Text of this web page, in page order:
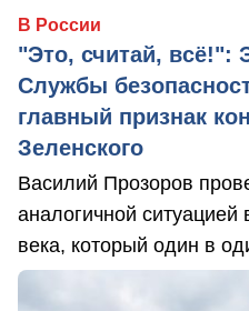
В России
"Это, считай, всё!":
Службы
главный признак
Зеленского
Василий Прозоров
аналогичной ситуацией
века, который один в